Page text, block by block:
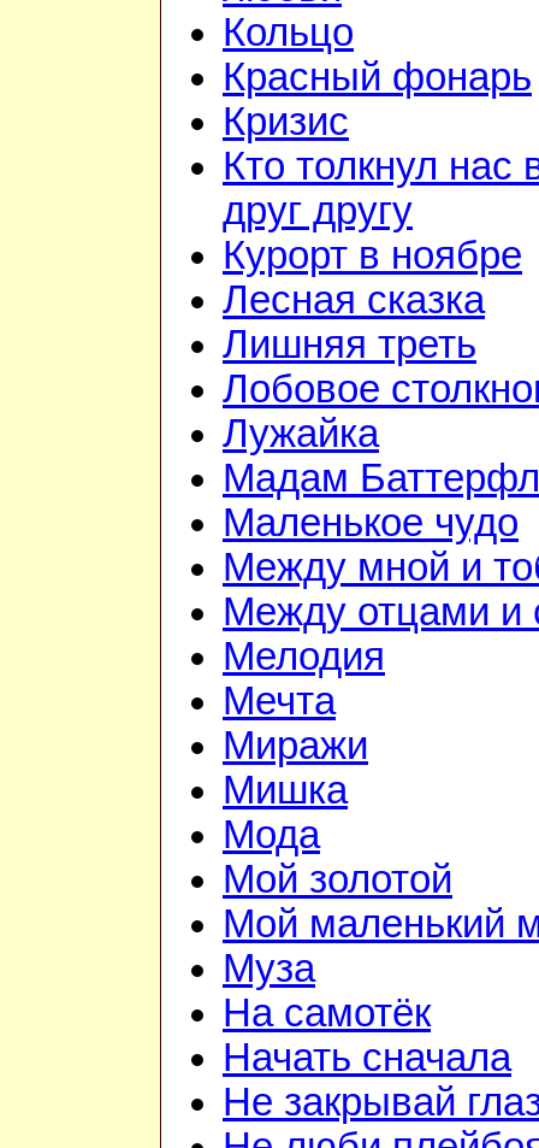
Кольцо
Красный фонарь
Кризис
Кто толкнул нас
друг другу
Курорт в ноябре
Лесная сказка
Лишняя треть
Лобовое
Лужайка
Мадам
Маленькое чудо
Между мной и
Между отцами и
Мелодия
Мечта
Миражи
Мишка
Мода
Мой золотой
Мой маленький
Муза
На самотёк
Начать сначала
Не закрывай